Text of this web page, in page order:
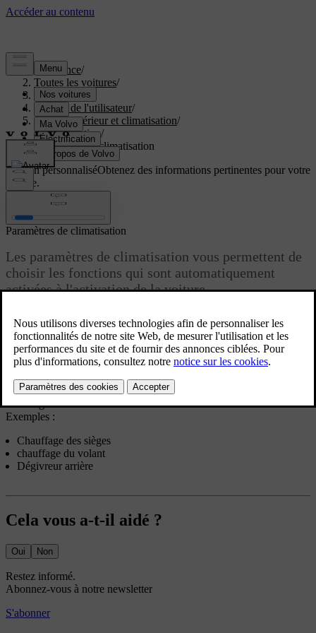
Assistance/
Toutes les voitures/
EC40 2027/
Manuel de l'utilisateur/
Confort intérieur et climatisation/
Climatisation/
Paramètres de climatisation
Soutien personnaliséObtenez des informations pertinentes pour votre
voiture.
Connexion
Paramètres de climatisation
Les paramètres de climatisation vous permettent de
choisir les fonctions qui sont automatiquement
activées à l'activation de la voiture.
Vous pouvez accéder aux paramètres de climatisation en appuyant
sur le symbole de ventilateur
dans la barre du bas et en allant
dans les paramètres
.
Vous pouvez spécifier l'activation automatique et le niveau de
chauffage d'un certain nombre de fonctions de climatisation.
Exemples :
Chauffage des sièges
chauffage du volant
Dégivreur arrière
Cela vous a-t-il aidé ?
Oui Non